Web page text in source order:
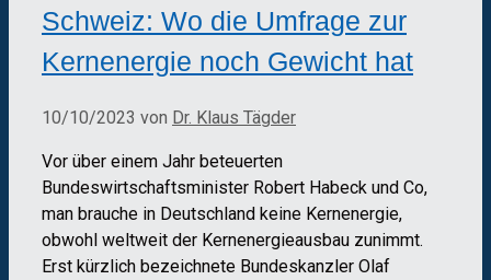
Schweiz: Wo die Umfrage zur
Kernenergie noch Gewicht hat
10/10/2023 von Dr. Klaus Tägder
Vor über einem Jahr beteuerten
Bundeswirtschaftsminister Robert Habeck und Co,
man brauche in Deutschland keine Kernenergie,
obwohl weltweit der Kernenergieausbau zunimmt.
Erst kürzlich bezeichnete Bundeskanzler Olaf